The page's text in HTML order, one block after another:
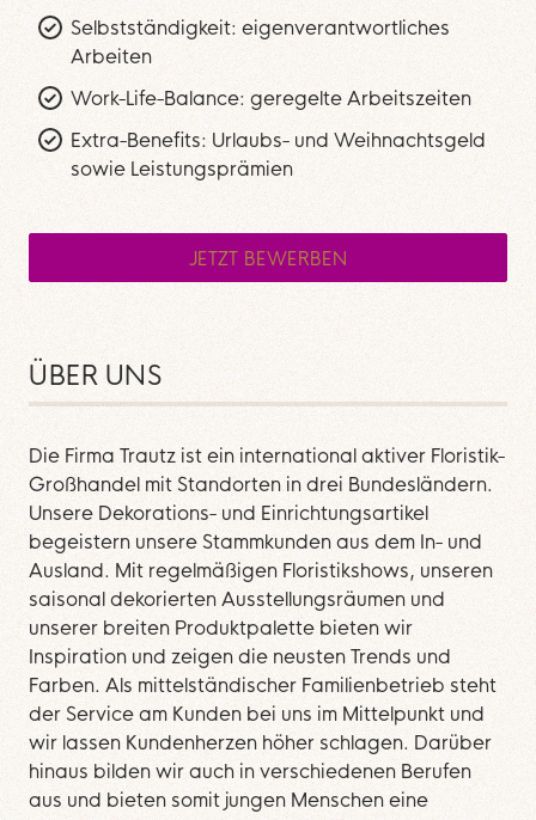
Selbstständigkeit: eigenverantwortliches
Arbeiten
Work-Life-Balance: geregelte Arbeitszeiten
Extra-Benefits: Urlaubs- und Weihnachtsgeld
sowie Leistungsprämien
JETZT BEWERBEN
ÜBER UNS
Die Firma Trautz ist ein international aktiver Floristik-
Großhandel mit Standorten in drei Bundesländern.
Unsere Dekorations- und Einrichtungsartikel
begeistern unsere Stammkunden aus dem In- und
Ausland. Mit regelmäßigen Floristikshows, unseren
saisonal dekorierten Ausstellungsräumen und
unserer breiten Produktpalette bieten wir
Inspiration und zeigen die neusten Trends und
Farben. Als mittelständischer Familienbetrieb steht
der Service am Kunden bei uns im Mittelpunkt und
wir lassen Kundenherzen höher schlagen. Darüber
hinaus bilden wir auch in verschiedenen Berufen
aus und bieten somit jungen Menschen eine